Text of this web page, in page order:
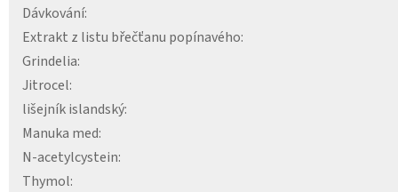
Dávkování:
Extrakt z listu břečťanu popínavého:
Grindelia:
Jitrocel:
lišejník islandský:
Manuka med:
N-acetylcystein:
Thymol: